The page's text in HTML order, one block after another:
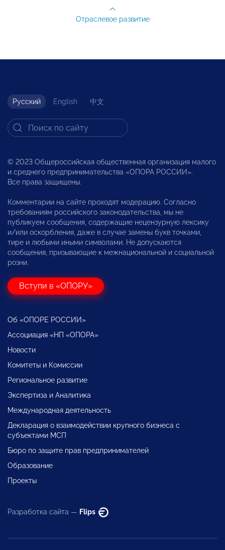
Отраслевое развитие
Русский English 中文
© 2023 Общероссийская общественная организация малого
и среднего предпринимательства «ОПОРА РОССИИ».
Все права защищены.
Комментарии на сайте проходят модерацию. Согласно
требованиям российского законодательства, мы не
публикуем сообщения, содержащие нецензурную лексику
и/или оскорбления, даже в случае замены букв точками,
тире и любыми иными символами. Не допускаются
сообщения, призывающие к межнациональной и социальной
розни.
Вступи в «ОПОРУ»
Об «ОПОРЕ РОССИИ»
Ассоциация «НП «ОПОРА»
Новости
Комитеты и Комиссии
Региональное развитие
Экспертиза и Аналитика
Международная деятельность
Декларация о взаимодействии крупного бизнеса с
субъектами МСП
Бюро по защите прав предпринимателей
Образование
Проекты
Разработка сайта — Flips